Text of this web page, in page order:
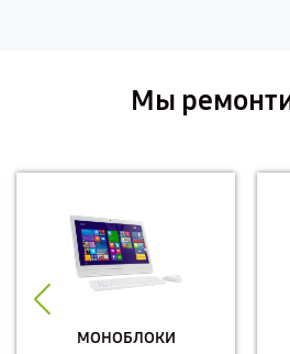
Мы
МОНОБЛОКИ